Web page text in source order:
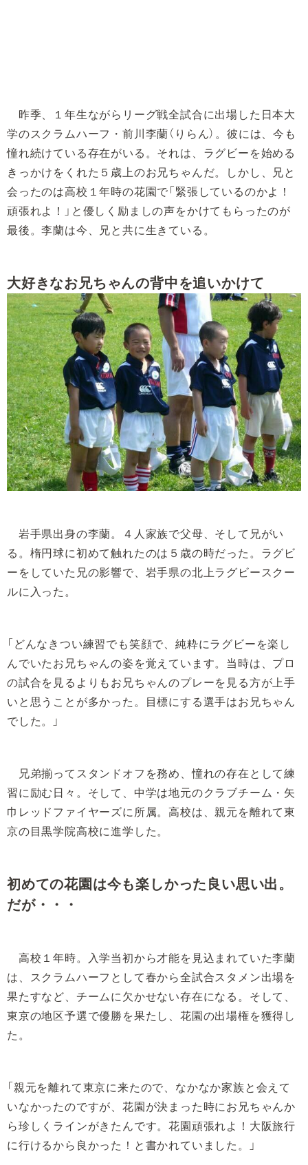
昨季、１年生ながらリーグ戦全試合に出場した日本大
学のスクラムハーフ・前川李蘭（りらん）。彼には、今も
憧れ続けている存在がいる。それは、ラグビーを始める
きっかけをくれた５歳上のお兄ちゃんだ。しかし、兄と
会ったのは高校１年時の花園で「緊張しているのかよ！
頑張れよ！」と優しく励ましの声をかけてもらったのが
最後。李蘭は今、兄と共に生きている。
大好きなお兄ちゃんの背中を追いかけて
岩手県出身の李蘭。４人家族で父母、そして兄がい
る。楕円球に初めて触れたのは５歳の時だった。ラグビ
ーをしていた兄の影響で、岩手県の北上ラグビースクー
ルに入った。
「どんなきつい練習でも笑顔で、純粋にラグビーを楽し
んでいたお兄ちゃんの姿を覚えています。当時は、プロ
の試合を見るよりもお兄ちゃんのプレーを見る方が上手
いと思うことが多かった。目標にする選手はお兄ちゃん
でした。」
兄弟揃ってスタンドオフを務め、憧れの存在として練
習に励む日々。そして、中学は地元のクラブチーム・矢
巾レッドファイヤーズに所属。高校は、親元を離れて東
京の目黒学院高校に進学した。
初めての花園は今も楽しかった良い思い出。
だが・・・
高校１年時。入学当初から才能を見込まれていた李蘭
は、スクラムハーフとして春から全試合スタメン出場を
果たすなど、チームに欠かせない存在になる。そして、
東京の地区予選で優勝を果たし、花園の出場権を獲得し
た。
「親元を離れて東京に来たので、なかなか家族と会えて
いなかったのですが、花園が決まった時にお兄ちゃんか
ら珍しくラインがきたんです。花園頑張れよ！大阪旅行
に行けるから良かった！と書かれていました。」